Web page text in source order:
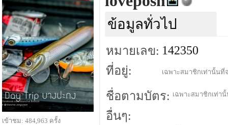
ข้อมูลทั่วไป
หมายเลข: 142350
ที่อยู่:
เฉพาะสมาชิกเท่านั้นที่
ชื่อตามบัตร: เฉพาะสมาชิกเท่า
อื่นๆ:
เข้าชม: 484,963 ครั้ง